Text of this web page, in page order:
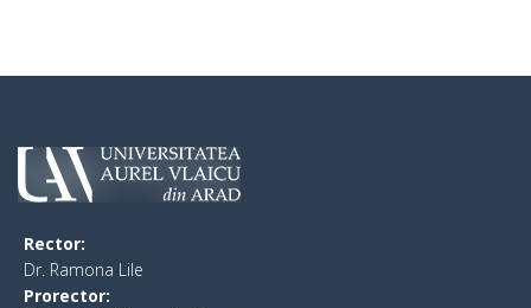
Rector:
​Dr. Ramona Lile
Prorector: